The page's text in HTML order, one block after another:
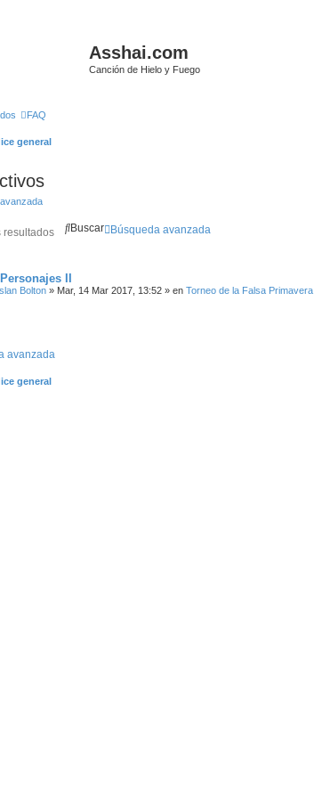
Asshai.com
Canción de Hielo y Fuego
FAQ
general
Buscar Búsqueda avanzada
II
Bolton » Mar, 14 Mar 2017, 13:52 » en Torneo de la Falsa Primavera
avanzada
general